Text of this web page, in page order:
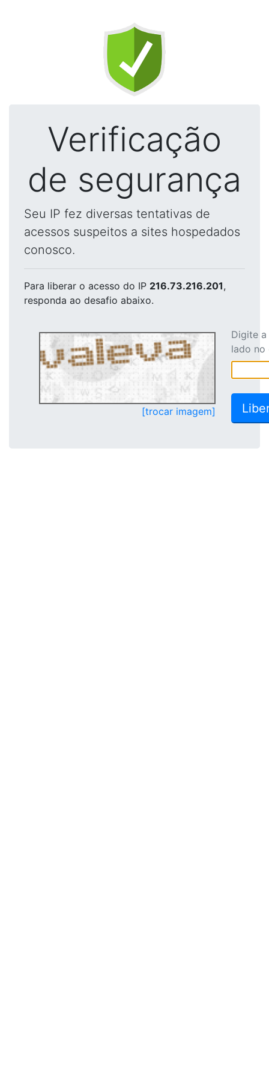
Verificação
de segurança
Seu IP fez diversas tentativas de
acessos suspeitos a sites hospedados
conosco.
Para liberar o acesso do IP 216.73.216.201,
responda ao desafio abaixo.
[trocar imagem]
Digite
lado no